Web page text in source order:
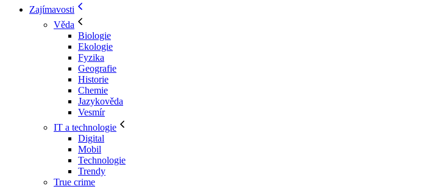
Zajímavosti
Věda
Biologie
Ekologie
Fyzika
Geografie
Historie
Chemie
Jazykověda
Vesmír
IT a technologie
Digital
Mobil
Technologie
Trendy
True crime